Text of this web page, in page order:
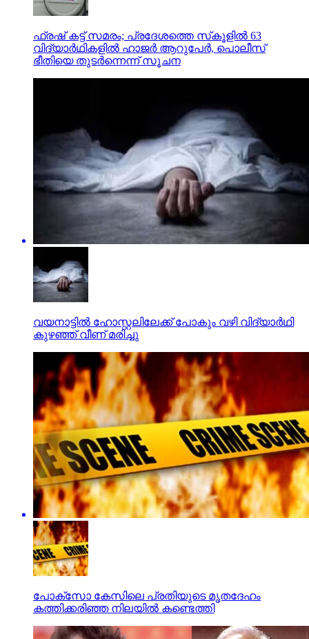
ഫ്രഷ് കട്ട് സമരം; പ്രദേശത്തെ സ്‌കൂളില്‍ 63
വിദ്യാര്‍ഥികളില്‍ ഹാജര്‍ ആറുപേര്‍, പൊലീസ്
ഭീതിയെ തുടര്‍ന്നെന്ന് സൂചന
വയനാട്ടില്‍ ഹോസ്റ്റലിലേക്ക് പോകും വഴി വിദ്യാര്‍ഥി
കുഴഞ്ഞ് വീണ് മരിച്ചു
പോക്‌സോ കേസിലെ പ്രതിയുടെ മൃതദേഹം
കത്തിക്കരിഞ്ഞ നിലയില്‍ കണ്ടെത്തി